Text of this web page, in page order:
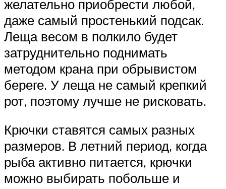
желательно приобрести любой,
даже самый простенький подсак.
Леща весом в полкило будет
затруднительно поднимать
методом крана при обрывистом
береге. У леща не самый крепкий
рот, поэтому лучше не рисковать.
Крючки ставятся самых разных
размеров. В летний период, когда
рыба активно питается, крючки
можно выбирать побольше и